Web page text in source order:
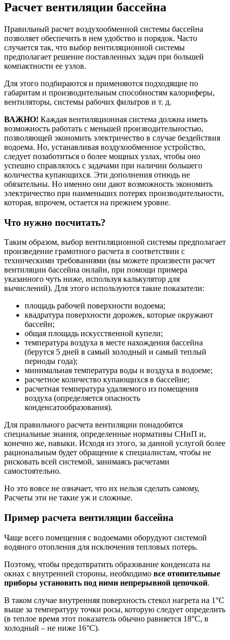
Расчет вентиляции бассейна
Правильный расчет воздухообменной системы бассейна
позволяет обеспечить в нем удобство и порядок. Часто
случается так, что выбор вентиляционной системы
предполагает решение поставленных задач при большей
компактности ее узлов.
Для этого подбираются и применяются подходящие по
габаритам и производительным способностям калориферы,
вентиляторы, системы рабочих фильтров и т. д.
ВАЖНО! Каждая вентиляционная система должна иметь
возможность работать с меньшей производительностью,
позволяющей экономить электричество в случае бездействия
водоема. Но, устанавливая воздухообменное устройство,
следует позаботиться о более мощных узлах, чтобы оно
успешно справлялось с задачами при наличии большего
количества купающихся. Эти дополнения отнюдь не
обязательны. Но именно они дают возможность экономить
электричество при наименьших потерях производительности,
которая, впрочем, остается на прежнем уровне.
Что нужно посчитать?
Таким образом, выбор вентиляционной системы предполагает
произведение грамотного расчета в соответствии с
техническими требованиями (вы можете произвести расчет
вентиляции бассейна онлайн, при помощи примера
указанного чуть ниже, используя калькулятор для
вычислений). Для этого используются такие показатели:
площадь рабочей поверхности водоема;
квадратура поверхности дорожек, которые окружают
бассейн;
общая площадь искусственной купели;
температура воздуха в месте нахождения бассейна
(берутся 5 дней в самый холодный и самый теплый
периоды года);
минимальная температура воды и воздуха в водоеме;
расчетное количество купающихся в бассейне;
расчетная температура удаляемого из помещения
воздуха (определяется опасность
конденсатообразования).
Для правильного расчета вентиляции понадобятся
специальные знания, определенные нормативы СНиП и,
конечно же, навыки. Исходя из этого, за данной услугой более
рациональным будет обращение к специалистам, чтобы не
рисковать всей системой, занимаясь расчетами
самостоятельно.
Но это вовсе не означает, что их нельзя сделать самому,
Расчеты эти не такие уж и сложные.
Пример расчета вентиляции бассейна
Чаще всего помещения с водоемами оборудуют системой
водяного отопления для исключения тепловых потерь.
Поэтому, чтобы предотвратить образование конденсата на
окнах с внутренней стороны, необходимо все отопительные
приборы установить под ними непрерывной цепочкой.
В таком случае внутренняя поверхность стекол нагрета на 1°С
выше за температуру точки росы, которую следует определить
(в теплое время этот показатель обычно равняется 18°С, в
холодный – не ниже 16°С).